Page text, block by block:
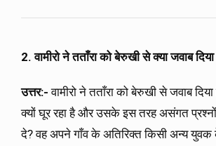
2. वामीरो ने तताँरा को बेरुखी से क्या जवाब
उत्तर:-वामीरो ने तताँरा को बेरुखी से जवाब
क्यों घूर रहा है और उसके इस तरह असंगत प्रश्नों
दे? वह अपने गाँव के अतिरिक्त किसी अन्य युवक